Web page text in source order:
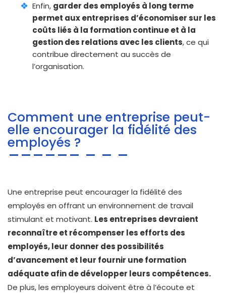
Enfin, garder des employés à long terme
permet aux entreprises d’économiser sur les
coûts liés à la formation continue et à la
gestion des relations avec les clients, ce qui
contribue directement au succès de
l’organisation.
Comment une entreprise peut-
elle encourager la fidélité des
employés ?
Une entreprise peut encourager la fidélité des
employés en offrant un environnement de travail
stimulant et motivant. Les entreprises devraient
reconnaître et récompenser les efforts des
employés, leur donner des possibilités
d’avancement et leur fournir une formation
adéquate afin de développer leurs compétences.
De plus, les employeurs doivent être à l’écoute et